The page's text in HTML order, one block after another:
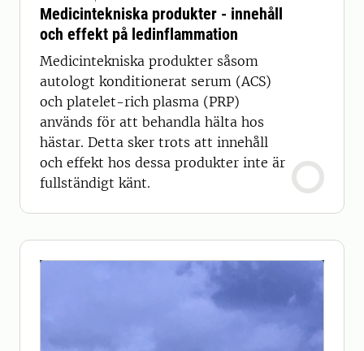
Medicintekniska produkter - innehåll
och effekt på ledinflammation
Medicintekniska produkter såsom
autologt konditionerat serum (ACS)
och platelet-rich plasma (PRP)
används för att behandla hälta hos
hästar. Detta sker trots att innehåll
och effekt hos dessa produkter inte är
fullständigt känt.